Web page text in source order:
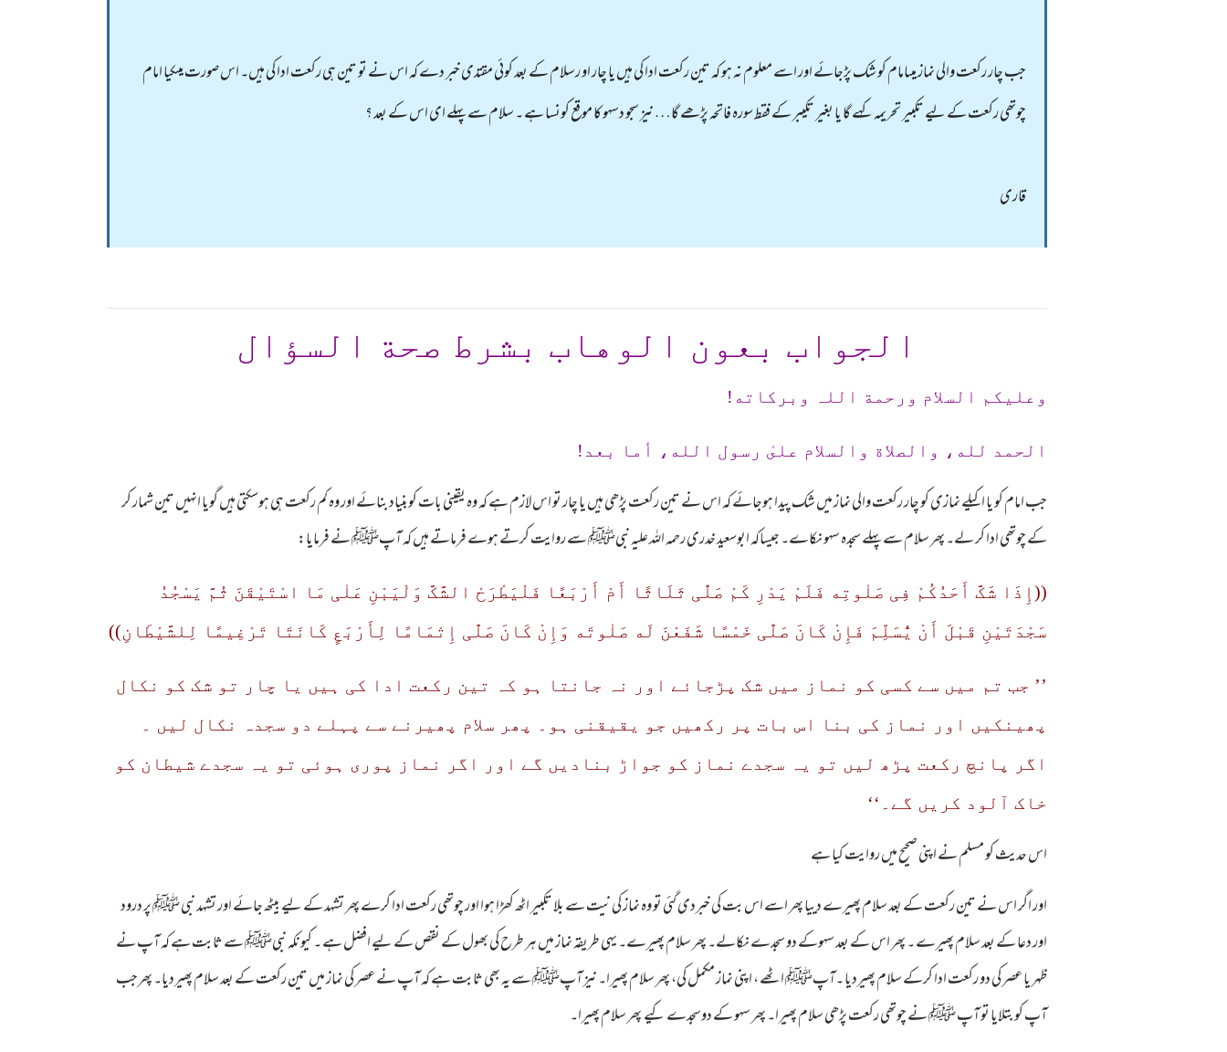
جب چار رکعت والی نماز میںامام کو شک پڑجائے اور اسے معلوم نہ ہو کہ تین رکعت ادا کی ہیں یا چار او رسلام کے بعد کوئی مقتدی خبر دے کہ اس نے تو تین ہی رکعت ادا کی ہیں۔ اس صورت میںکیا امام
چوتھی رکعت کے لیے تکبیر تحریمہ کہے گا یا بغیر تکیبر کے فقط سورہ فاتحہ پڑھے گا… نیز سجو دسہو کا موقع کونسا ہے ۔ سلام سے پہلے ای اس کے بعد ؟
قاری
الجواب بعون الوهاب بشرط صحة السؤال
وعلیکم السلام ورحمة اللہ وبرکاته!
الحمد لله، والصلاة والسلام علىٰ رسول الله، أما بعد!
جب امام کو یا اکیلے نمازی کو چار رکعت والی نماز میں شک پیدا ہوجائے کہ اس نے تین رکعت پڑھی ہیں یا چار تو اس لازم ہے کہ وہ یقینی بات کوبنیاد بنائے اور وہ کم رکعت ہی ہوسکتی ہیں گویا انہیں تین شمار کر
کے چوتھی ادا کر لے۔ پھر سلام سے پہلے سجدہ سہو نکاے۔ جیساکہ ابوسعید خدری رحمہ اللہ علیہ نبیﷺ سے روایت کرتے ہوے فرماتے ہیں کہ آپﷺ نے فرمایا:
((إِذَا شَکَّ أَحَدُکُمْ فِی صَلٰوتِه فَلَمْ یَدْرِ کَمْ صَلّٰی ثَلَاثًا أَمْ أَرْبَعًا فَلْیَطْرَحْ الشَّکَّ وَلْیَبْنِ عَلٰی مَا اسْتَیْقَنَ ثُمَّ یَسْجُدُ
سَجْدَتَیْنِ قَبْلَ أَنْ یُّسَلِّمَ فَإِنْ کَانَ صَلّٰی خَمْسًا شَفَعْنَ لَه صَلٰوتَه وَإِنْ کَانَ صَلّٰی إِتْمَامًا لِأَرْبَعٍ کَانَتَا تَرْغِیمًا لِلشَّیْطَانِ))
’’ جب تم میں سے کسی کو نماز میں شک پڑجائے اور نہ جانتا ہو کہ تین رکعت ادا کی ہیں یا چار تو شک کو نکال
پھینکیں اور نماز کی بنا اس بات پر رکھیں جو یقیقنی ہو۔ پھر سلام پھیرنے سے پہلے دو سجدہ نکال لیں ۔
اگر پانچ رکعت پڑھ لیں تو یہ سجدے نماز کو جواڑ بنادیں گے اور اگر نماز پوری ہوئی تو یہ سجدے شیطان کو
خاک آلود کریں گے۔‘‘
اس حدیث کو مسلم نے اپنی صحیح میں روایت کیا ہے
اور اگر اس نے تین رکعت کے بعد سلام پھیرے دییا پھر اسے اس بت کی خبردی گئی تو وہ نماز کی نیت سے بلا تکبیر اٹھ کھڑا ہوا اور چوتھی رکعت ادا کرے پھر تشہد کے لیے بیٹھ جائے اور تشہد نبی ﷺ پر درود
اور دعا کے بعد سلام پھیرے ۔ پھر اس کے بعد سہوکے دو سجدے نکالے۔ پھر سلام پھیرے۔ یہی طریقہ نماز میں ہر طرح کی بھول کے نقص کے لیے افضل ہے ۔ کیونکہ نبیﷺ سے ثابت ہے کہ آپ نے
ظہر یا عصر کی دو رکعت ادا کرکے سلام پھیردیا ۔آپﷺ اٹھے ، اپنی نماز مکمل کی، پھر سلام پھیرا۔ نیز آپﷺ سے یہ بھی ثابت ہے کہ آپ نے عصر کی نماز میں تین رکعت کے بعد سلام پھیردیا۔ پھرجب
آپ کو بتلایا تو آپ ﷺ نے چوتھی رکعت پڑھی سلام پھیرا۔ پھر سہو کے دوسجدے کیے پھر سلام پھیرا۔